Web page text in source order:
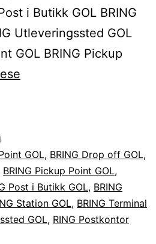
i Butikk GOL BRING
Utleveringssted GOL
GOL BRING Pickup
eller
fra
GOL
GOL, BRING Drop off GOL,
BRING Pickup Point GOL,
Post i Butikk GOL, BRING
Station GOL, BRING Terminal
GOL, RING Postkontor